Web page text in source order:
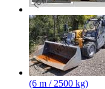
(6 m / 2500 kg)